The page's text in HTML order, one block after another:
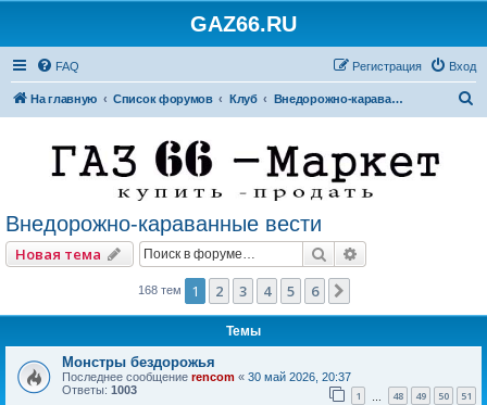
GAZ66.RU
FAQ Вход
Регистрация
На главную Список форумов Клуб Внедорожно-караванные вести
Внедорожно-караванные вести
Новая тема Поиск
168 тем 1 2 3 4 5 6
Темы
Монстры бездорожья
Последнее сообщение rencom « 30 май 2026, 20:37
Ответы: 1003 1 48 49 50 51